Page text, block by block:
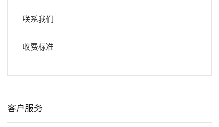
联系我们
收费标准
客户服务